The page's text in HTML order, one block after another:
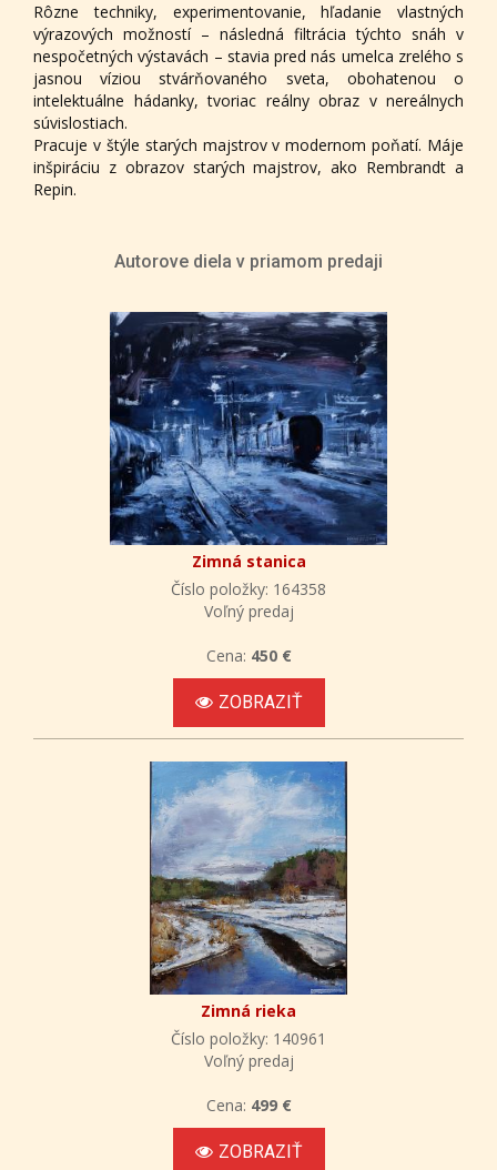
Rôzne techniky, experimentovanie, hľadanie vlastných
výrazových možností – následná filtrácia týchto snáh v
nespočetných výstavách – stavia pred nás umelca zrelého s
jasnou víziou stvárňovaného sveta, obohatenou o
intelektuálne hádanky, tvoriac reálny obraz v nereálnych
súvislostiach.
Pracuje v štýle starých majstrov v modernom poňatí. Máje
inšpiráciu z obrazov starých majstrov, ako Rembrandt a
Repin.
Autorove diela v priamom predaji
Zimná stanica
Číslo položky: 164358
Voľný predaj
Cena: 450 €
ZOBRAZIŤ
Zimná rieka
Číslo položky: 140961
Voľný predaj
Cena: 499 €
ZOBRAZIŤ